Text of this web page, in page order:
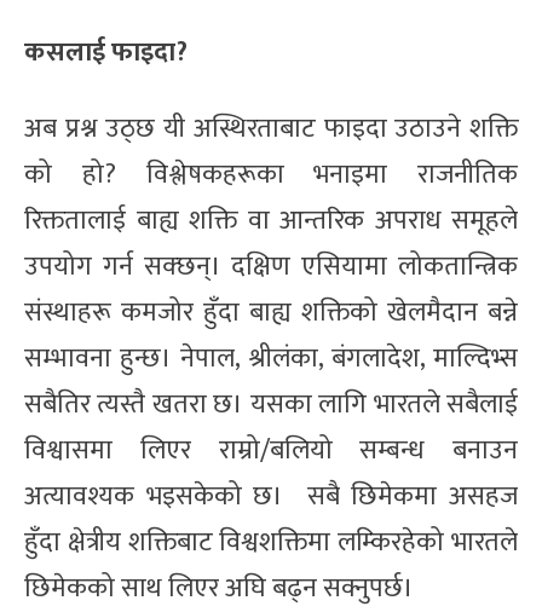
कसलाई फाइदा?
अब प्रश्न उठ्छ यी अस्थिरताबाट फाइदा उठाउने शक्ति
को हो? विश्लेषकहरूका भनाइमा राजनीतिक
रिक्ततालाई बाह्य शक्ति वा आन्तरिक अपराध समूहले
उपयोग गर्न सक्छन्। दक्षिण एसियामा लोकतान्त्रिक
संस्थाहरू कमजोर हुँदा बाह्य शक्तिको खेलमैदान बन्ने
सम्भावना हुन्छ। नेपाल, श्रीलंका, बंगलादेश, माल्दिभ्स
सबैतिर त्यस्तै खतरा छ। यसका लागि भारतले सबैलाई
विश्वासमा लिएर राम्रो/बलियो सम्बन्ध बनाउन
अत्यावश्यक भइसकेको छ। सबै छिमेकमा असहज
हुँदा क्षेत्रीय शक्तिबाट विश्वशक्तिमा लम्किरहेको भारतले
छिमेकको साथ लिएर अघि बढ्न सक्नुपर्छ।